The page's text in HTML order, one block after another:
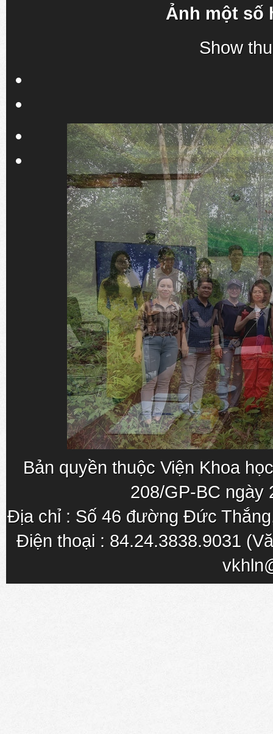
Ảnh một số
Show
Bản quyền thuộc Viện Khoa
208/GP-BC ngày
Địa chỉ : Số 46 đường Đức
Điện thoại : 84.24.3838.9031